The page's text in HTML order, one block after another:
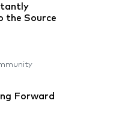
the Source
Forward